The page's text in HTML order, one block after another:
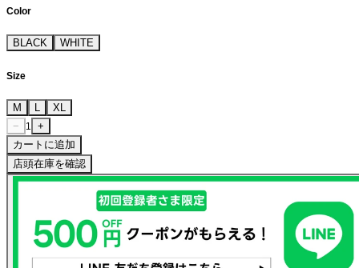
Color
BLACK WHITE
Size
M L
XL
−
1
+
カートに追加
店頭在庫を確認